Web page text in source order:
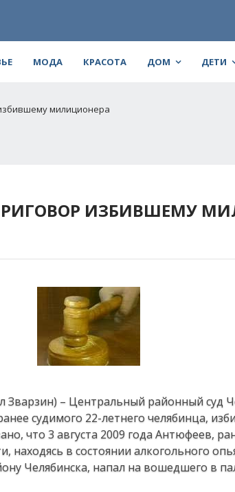
МОДА КРАСОТА ДОМ ДЕТИ
милиционера
ИЗБИВШЕМУ
– Центральный районный суд
судимого 22-летнего челябинца,
что 3 августа 2009 года Антюфеев,
находясь в состоянии алкогольного
Челябинска, напал на вошедшего в